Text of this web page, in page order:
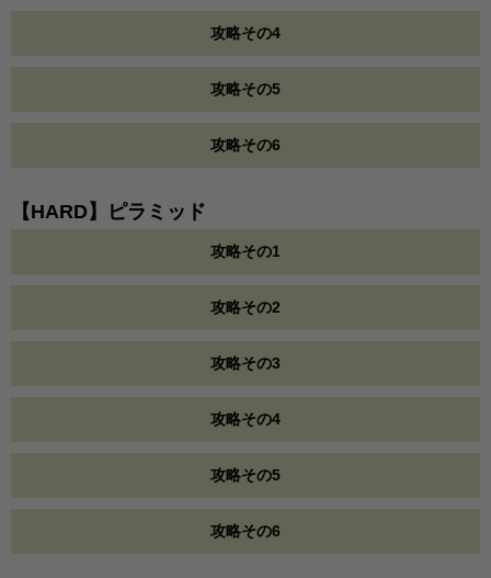
攻略その4
攻略その5
攻略その6
【HARD】ピラミッド
攻略その1
攻略その2
攻略その3
攻略その4
攻略その5
攻略その6